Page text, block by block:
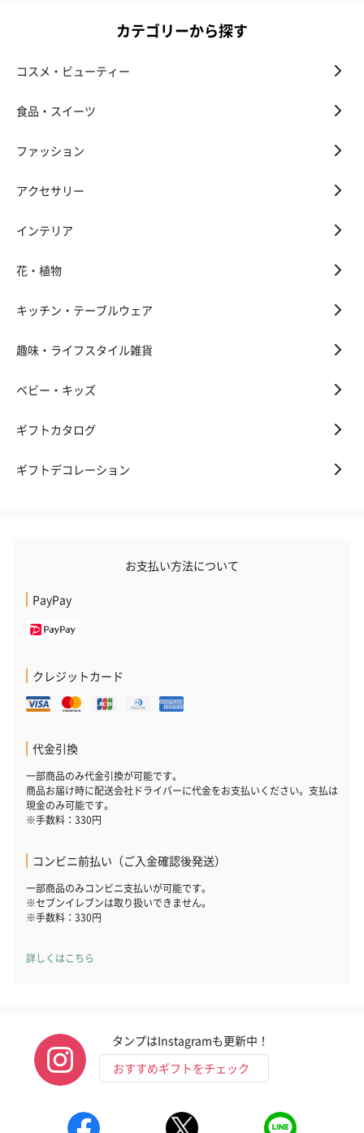
カテゴリーから探す
コスメ・ビューティー
食品・スイーツ
ファッション
アクセサリー
インテリア
花・植物
キッチン・テーブルウェア
趣味・ライフスタイル雑貨
ベビー・キッズ
ギフトカタログ
ギフトデコレーション
お支払い方法について
PayPay
クレジットカード
代金引換
一部商品のみ代金引換が可能です。
商品お届け時に配送会社ドライバーに代金をお支払いください。支払は
現金のみ可能です。
※手数料：330円
コンビニ前払い（ご入金確認後発送）
一部商品のみコンビニ支払いが可能です。
※セブンイレブンは取り扱いできません。
※手数料：330円
詳しくはこちら
タンプはInstagramも更新中！
おすすめギフトをチェック